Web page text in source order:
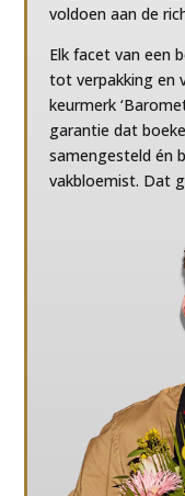
voldoen aan de
Elk facet van een
tot verpakking en
keurmerk
garantie dat
samengesteld én
vakbloemist. Dat